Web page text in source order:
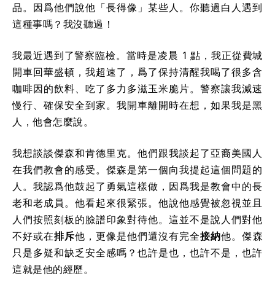
品。因爲他們說他「長得像」某些人。你聽過白人遇到
這種事嗎？我沒聽過！
我最近遇到了警察臨檢。當時是凌晨 1 點，我正從費城
開車回華盛頓，我超速了，爲了保持清醒我喝了很多含
咖啡因的飲料、吃了多力多滋玉米脆片。警察讓我減速
慢行、確保安全到家。我開車離開時在想，如果我是黑
人，他會怎麼說。
我想談談傑森和肯德里克。他們跟我談起了亞裔美國人
在我們教會的感受。傑森是第一個向我提起這個問題的
人。我認爲他鼓起了勇氣這樣做，因爲我是教會中的長
老和老成員。他看起來很緊張。他說他感覺被忽視並且
人們按照刻板的臉譜印象對待他。這並不是說人們對他
不好或在排斥他，更像是他們還沒有完全接納他。傑森
只是多疑和缺乏安全感嗎？也許是也，也許不是，也許
這就是他的經歷。